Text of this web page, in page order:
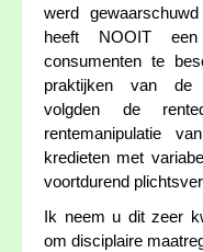
werd
heeft NOOIT
consumenten te
praktijken van de
volgden de
rentemanipulatie
kredieten met
voortdurend
Ik neem u dit zeer
om disciplaire